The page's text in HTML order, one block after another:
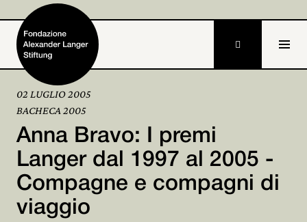
Home
Fondazione
Attività e progetti
Alexander Langer

02 LUGLIO 2005
BACHECA 2005
Anna Bravo: I premi
Langer dal 1997 al 2005 -
Compagne e compagni di
viaggio